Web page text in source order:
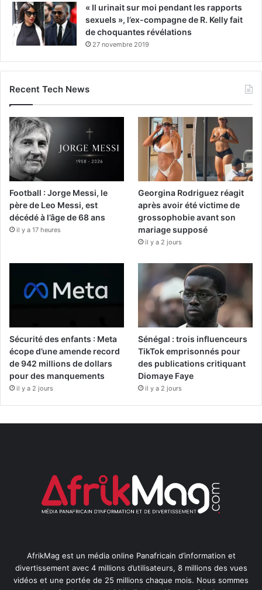
« Il urinait sur moi pendant les rapports
sexuels », l’ex-compagne de R. Kelly fait
de choquantes révélations
27 novembre 2019
Recent Tech News
Football : Jorge Messi, le
père de Leo Messi, est
décédé à l’âge de 68 ans
il y a 17 heures
Georgina Rodriguez réagit
après avoir été victime de
grossophobie avant son
mariage supposé
il y a 2 jours
Sécurité des enfants : Meta
écope d’une amende record
de 942 millions de dollars
pour des manquements
il y a 2 jours
Sénégal : trois influenceurs
TikTok emprisonnés pour
des publications critiquant
Diomaye Faye
il y a 2 jours
AfrikMag est un média online Panafricain d’information et
divertissement avec 4 millions d’utilisateurs, 8 millions des vues
vidéos et une portée de 25 millions chaque mois. Nous sommes